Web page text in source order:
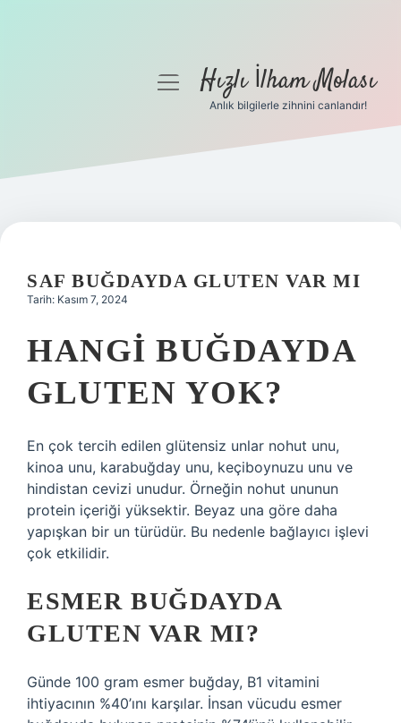
Gizlilik Politikası
Yasal Uyarı
menüyüHızlı İlham Molası
Anlık bilgilerle zihnini canlandır!
SAF BUĞDAYDA GLUTEN VAR MI
Tarih: Kasım 7, 2024
HANGI BUĞDAYDA
GLUTEN YOK?
En çok tercih edilen glütensiz unlar nohut unu,
kinoa unu, karabuğday unu, keçiboynuzu unu ve
hindistan cevizi unudur. Örneğin nohut ununun
protein içeriği yüksektir. Beyaz una göre daha
yapışkan bir un türüdür. Bu nedenle bağlayıcı işlevi
çok etkilidir.
ESMER BUĞDAYDA
GLUTEN VAR MI?
Günde 100 gram esmer buğday, B1 vitamini
ihtiyacının %40’ını karşılar. İnsan vücudu esmer